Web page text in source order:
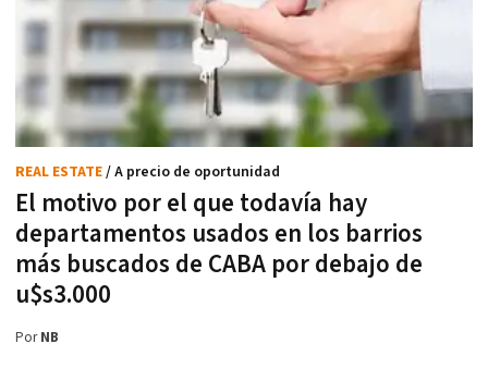
El motivo por el que todavía hay
departamentos usados en los barrios
más buscados de CABA por debajo de
u$s3.000
REAL ESTATE/ A precio de oportunidad
PorNB